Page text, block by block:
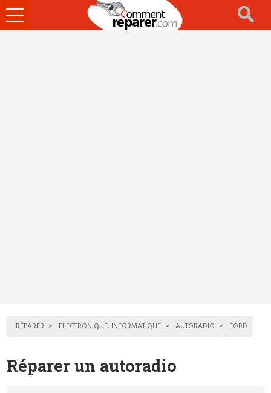
Ouvrir
le
RÉPARER ELECTRONIQUE, INFORMATIQUE AUTORADIO FORD
Réparer un autoradio